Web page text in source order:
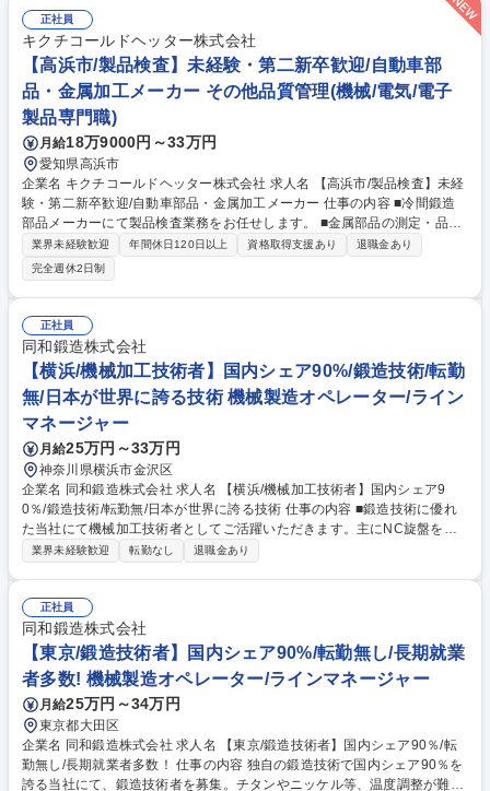
正社員
キクチコールドヘッター株式会社
【高浜市/製品検査】未経験・第二新卒歓迎/自動車部
品・金属加工メーカー その他品質管理(機械/電気/電子
製品専門職)
月給18万9000円～33万円
愛知県高浜市
企業名 キクチコールドヘッター株式会社 求人名 【高浜市/製品検査】未経
験・第二新卒歓迎/自動車部品・金属加工メーカー 仕事の内容 ■冷間鍛造
部品メーカーにて製品検査業務をお任せします。 ■金属部品の測定・品質
確認を担当頂きます。 【具体的には】 ■自動車・建機部品など金属製品の
目視選別、画像検査、測定検査 ■三次元測定器などを用いた精密検査 ■検
査結果の記録・報告 ■製品のトレーサビリティ向上に貢献 ■OJTにて業務
習得、未経験者も安心の教育体制 募集職種 【高浜市/製品検査】未経験・
第二新卒歓迎/自動車部品・金属加工メーカー
業界未経験歓迎 年間休日120日以上 資格取得支援あり
退職金あり
完全週休2日制
正社員
同和鍛造株式会社
【横浜/機械加工技術者】国内シェア90%/鍛造技術/転勤
無/日本が世界に誇る技術 機械製造オペレーター/ライン
マネージャー
月給25万円～33万円
神奈川県横浜市金沢区
企業名 同和鍛造株式会社 求人名 【横浜/機械加工技術者】国内シェア9
0％/鍛造技術/転勤無/日本が世界に誇る技術 仕事の内容 ■鍛造技術に優れ
た当社にて機械加工技術者としてご活躍いただきます。主にNC旋盤を扱
い、図面を見て製品を製作いただきます。また、後輩の指導にも携わって
料に比べて割れやすく温度調整が難しいチタンやニッケル等、高合金の鍛
造ノウハウを持っており、高い耐腐食性/耐熱性が必要な化学プラントやエ
ンジンなどの部品として使用されております。15ｔ以上の大型フォークリ
フトのツメの国内シェアは90％以上を占めております■変更の範囲:ご本人
の適正により当社業務全般に変更の可能性があります。 募集職種 【横浜/
機械加工技術者】国内シェア90％/鍛造技術/転勤無/日本が世界に誇る技術
業界未経験歓迎 転勤なし 退職金あり
正社員
同和鍛造株式会社
【東京/鍛造技術者】国内シェア90%/転勤無し/長期就業
者多数! 機械製造オペレーター/ラインマネージャー
月給25万円～34万円
東京都大田区
企業名 同和鍛造株式会社 求人名 【東京/鍛造技術者】国内シェア90％/転
勤無し/長期就業者多数！ 仕事の内容 独自の鍛造技術で国内シェア90％を
誇る当社にて、鍛造技術者を募集。チタンやニッケル等、温度調整が難し